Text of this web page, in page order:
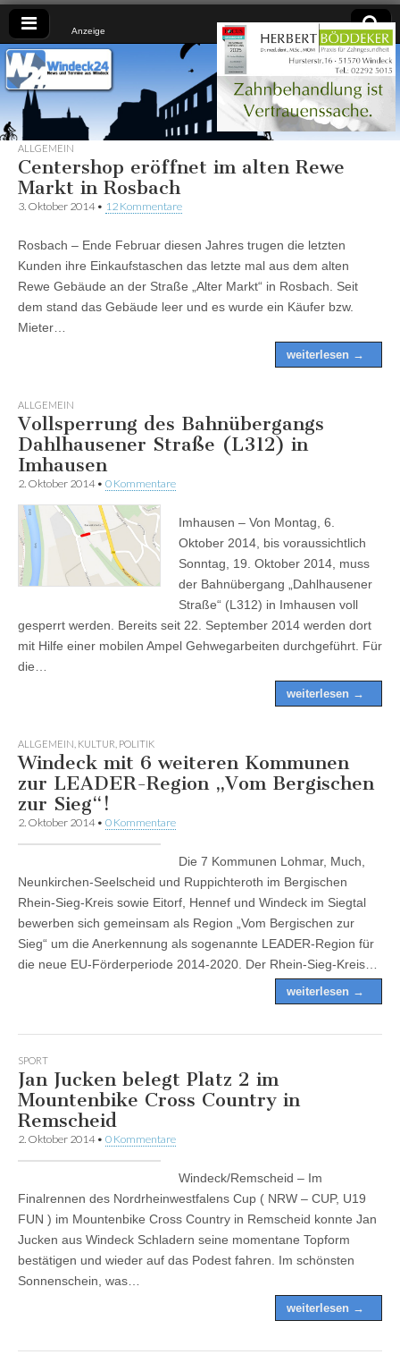
Anzeige
Windeck24
Nachrichten
aus dem
Ländchen
für das
Ländchen
ALLGEMEIN
Centershop eröffnet im alten Rewe
Markt in Rosbach
3. Oktober 2014• 12 Kommentare
Rosbach – Ende Februar diesen Jahres trugen die letzten
Kunden ihre Einkaufstaschen das letzte mal aus dem alten
Rewe Gebäude an der Straße „Alter Markt“ in Rosbach. Seit
dem stand das Gebäude leer und es wurde ein Käufer bzw.
Mieter…
weiterlesen →
ALLGEMEIN
Vollsperrung des Bahnübergangs
Dahlhausener Straße (L312) in
Imhausen
2. Oktober 2014• 0 Kommentare
Imhausen – Von Montag, 6.
Oktober 2014, bis voraussichtlich
Sonntag, 19. Oktober 2014, muss
der Bahnübergang „Dahlhausener
Straße“ (L312) in Imhausen voll
gesperrt werden. Bereits seit 22. September 2014 werden dort
mit Hilfe einer mobilen Ampel Gehwegarbeiten durchgeführt. Für
die…
weiterlesen →
ALLGEMEIN KULTUR POLITIK
Windeck mit 6 weiteren Kommunen
zur LEADER-Region „Vom Bergischen
zur Sieg“!
2. Oktober 2014• 0 Kommentare
Die 7 Kommunen Lohmar, Much,
Neunkirchen-Seelscheid und Ruppichteroth im Bergischen
Rhein-Sieg-Kreis sowie Eitorf, Hennef und Windeck im Siegtal
bewerben sich gemeinsam als Region „Vom Bergischen zur
Sieg“ um die Anerkennung als sogenannte LEADER-Region für
die neue EU-Förderperiode 2014-2020. Der Rhein-Sieg-Kreis…
weiterlesen →
SPORT
Jan Jucken belegt Platz 2 im
Mountenbike Cross Country in
Remscheid
2. Oktober 2014• 0 Kommentare
Windeck/Remscheid – Im
Finalrennen des Nordrheinwestfalens Cup ( NRW – CUP, U19
FUN ) im Mountenbike Cross Country in Remscheid konnte Jan
Jucken aus Windeck Schladern seine momentane Topform
bestätigen und wieder auf das Podest fahren. Im schönsten
Sonnenschein, was…
weiterlesen →